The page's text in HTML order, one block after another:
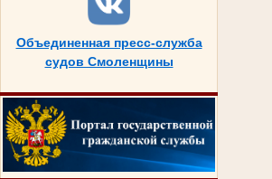
Объединенная пресс-служба
судов Смоленщины